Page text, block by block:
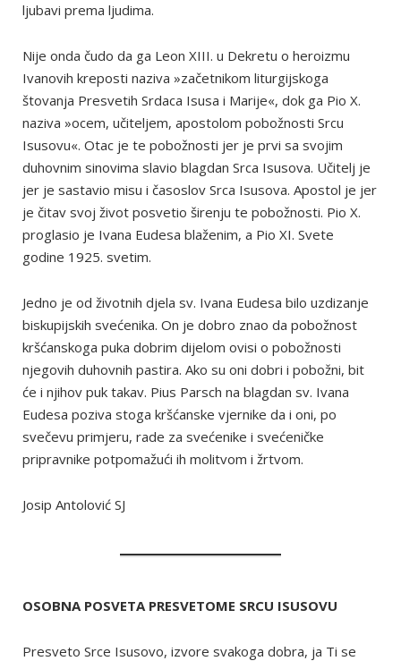
ljubavi prema ljudima.
Nije onda čudo da ga Leon XIII. u Dekretu o heroizmu
Ivanovih kreposti naziva »začetnikom liturgijskoga
štovanja Presvetih Srdaca Isusa i Marije«, dok ga Pio X.
naziva »ocem, učiteljem, apostolom pobožnosti Srcu
Isusovu«. Otac je te pobožnosti jer je prvi sa svojim
duhovnim sinovima slavio blagdan Srca Isusova. Učitelj je
jer je sastavio misu i časoslov Srca Isusova. Apostol je jer
je čitav svoj život posvetio širenju te pobožnosti. Pio X.
proglasio je Ivana Eudesa blaženim, a Pio XI. Svete
godine 1925. svetim.
Jedno je od životnih djela sv. Ivana Eudesa bilo uzdizanje
biskupijskih svećenika. On je dobro znao da pobožnost
kršćanskoga puka dobrim dijelom ovisi o pobožnosti
njegovih duhovnih pastira. Ako su oni dobri i pobožni, bit
će i njihov puk takav. Pius Parsch na blagdan sv. Ivana
Eudesa poziva stoga kršćanske vjernike da i oni, po
svečevu primjeru, rade za svećenike i svećeničke
pripravnike potpomažući ih molitvom i žrtvom.
Josip Antolović SJ
OSOBNA POSVETA PRESVETOME SRCU ISUSOVU
Presveto Srce Isusovo, izvore svakoga dobra, ja Ti se